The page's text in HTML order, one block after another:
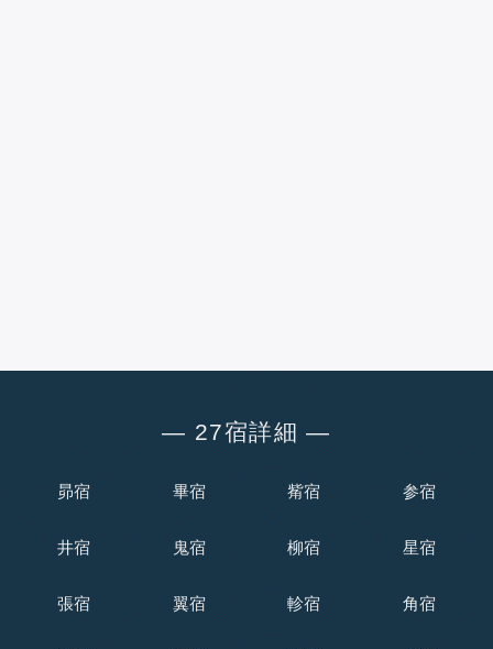
― 27宿詳細 ―
昴宿 畢宿 觜宿 参宿
井宿 鬼宿 柳宿 星宿
張宿 翼宿 軫宿 角宿